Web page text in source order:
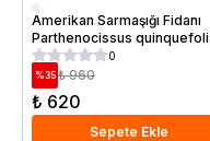
Saksıda
Amerikan Sarmaşığı Fidanı
Parthenocissus
0
%35 ₺ 960
₺ 620
Sepete Ekle